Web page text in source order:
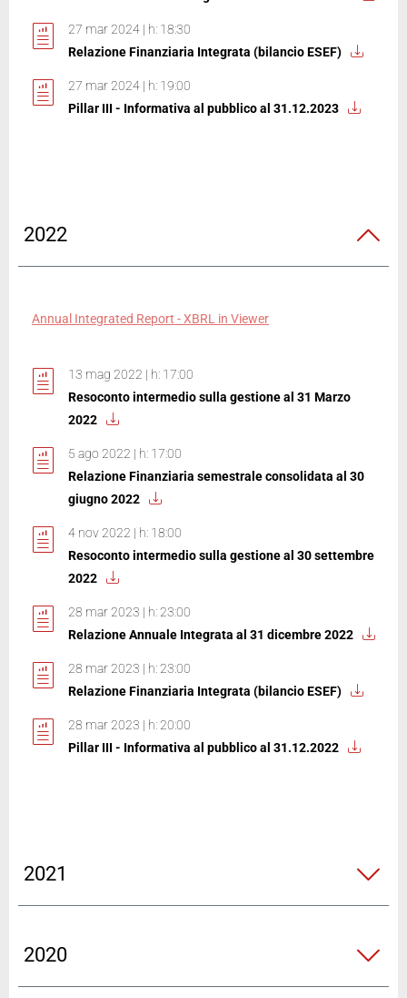
27 mar 2024 | h: 18:30
Relazione Finanziaria Integrata (bilancio ESEF)
27 mar 2024 | h: 19:00
Pillar III - Informativa al pubblico al 31.12.2023
2022
Annual Integrated Report - XBRL in Viewer
13 mag 2022 | h: 17:00
Resoconto intermedio sulla gestione al 31 Marzo
2022
5 ago 2022 | h: 17:00
Relazione Finanziaria semestrale consolidata al 30
giugno 2022
4 nov 2022 | h: 18:00
Resoconto intermedio sulla gestione al 30 settembre
2022
28 mar 2023 | h: 23:00
Relazione Annuale Integrata al 31 dicembre 2022
28 mar 2023 | h: 23:00
Relazione Finanziaria Integrata (bilancio ESEF)
28 mar 2023 | h: 20:00
Pillar III - Informativa al pubblico al 31.12.2022
2021
2020